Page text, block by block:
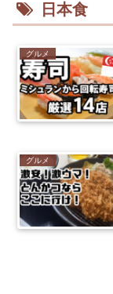
日本食
グルメ
グルメ